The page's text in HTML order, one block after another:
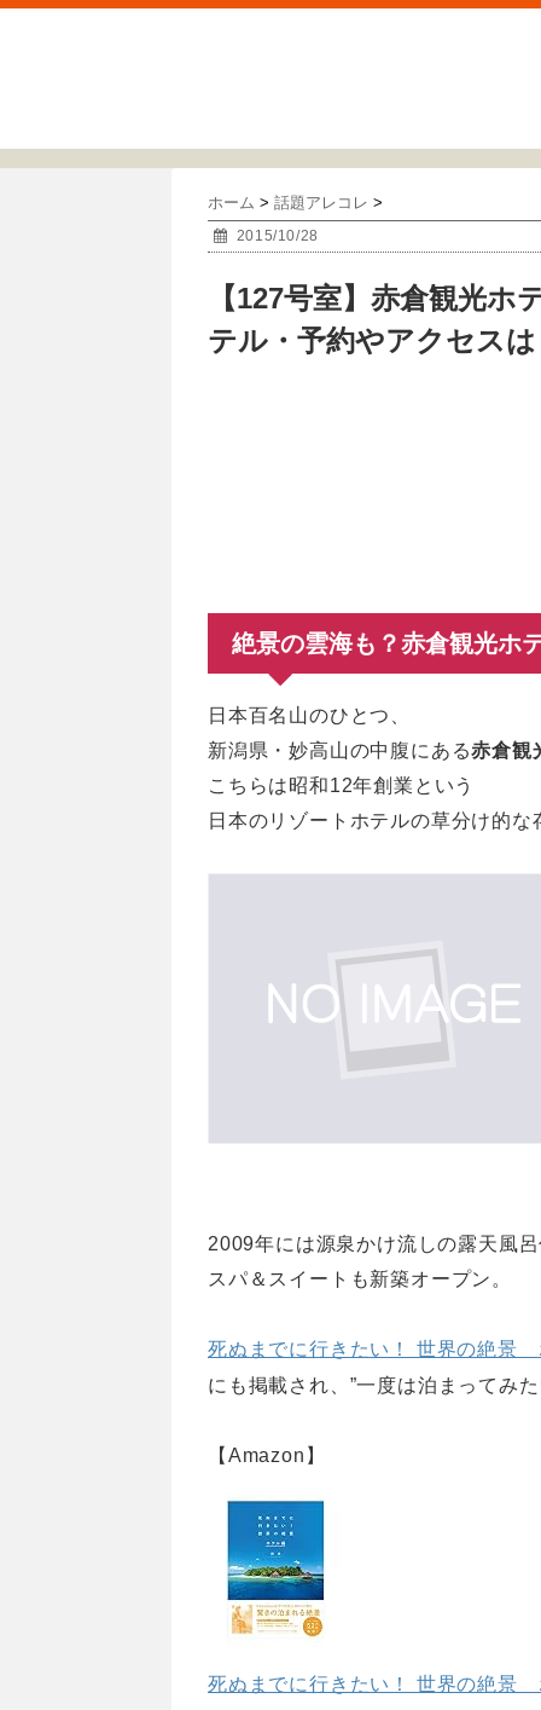
ホーム > 話題アレコレ >
2015/10/28
【127号室】赤倉観光
テル・予約やアクセスは
絶景の雲海も？赤倉観光ホ
日本百名山のひとつ、
新潟県・妙高山の中腹にある赤倉観
こちらは昭和12年創業という
日本のリゾートホテルの草分け的な
2009年には源泉かけ流しの露天風
スパ＆スイートも新築オープン。
死ぬまでに行きたい！ 世界の絶景
にも掲載され、”一度は泊まってみ
【Amazon】
死ぬまでに行きたい！ 世界の絶景